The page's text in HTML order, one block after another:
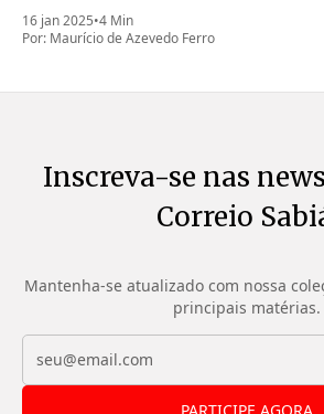
16 jan 2025•4 Min
Por: Maurício de Azevedo Ferro
Inscreva-se nas
Correio
Mantenha-se atualizado com nossa
principais matérias.